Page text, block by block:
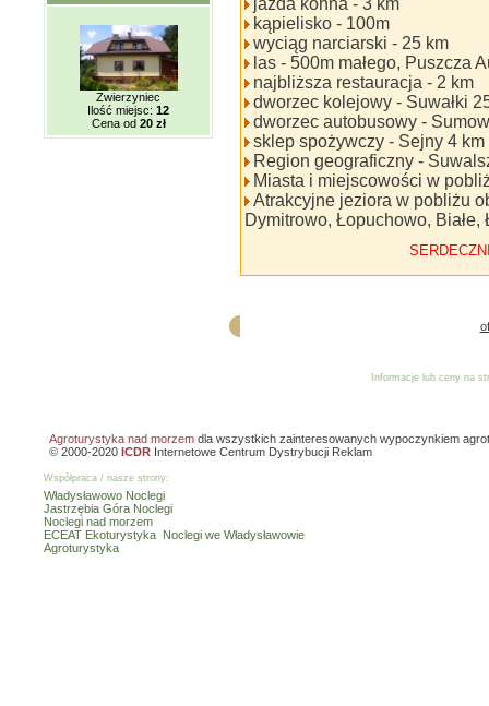
Zwierzyniec
Ilość miejsc: 12
Cena od 20 zł
jazda konna - 3 km
kąpielisko - 100m
wyciąg narciarski - 25 km
las - 500m małego, Puszcza
najbliższa restauracja - 2 km
dworzec kolejowy - Suwałki
dworzec autobusowy -
sklep spożywczy - Sejny 4 km
Region geograficzny -
Miasta i miejscowości w
Atrakcyjne jeziora w pobliżu
Dymitrowo, Łopuchowo,
Informacje lub ceny na
Agroturystyka nad morzem dla wszystkich zainteresowanych wypoczynkiem
© 2000-2020 ICDR Internetowe Centrum Dystrybucji Reklam
Współpraca / nasze strony:
Władysławowo Noclegi
Jastrzębia Góra Noclegi
Noclegi nad morzem
ECEAT Ekoturystyka Noclegi we Władysławowie
Agroturystyka